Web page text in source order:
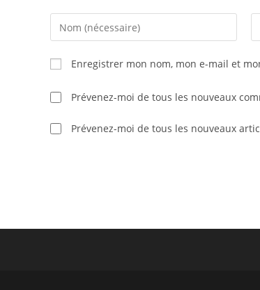
Enter
your
name
or
username
comment
Enregistrer mon nom, mon e-mail et
Prévenez-moi de tous les nouveaux
Prévenez-moi de tous les nouveaux